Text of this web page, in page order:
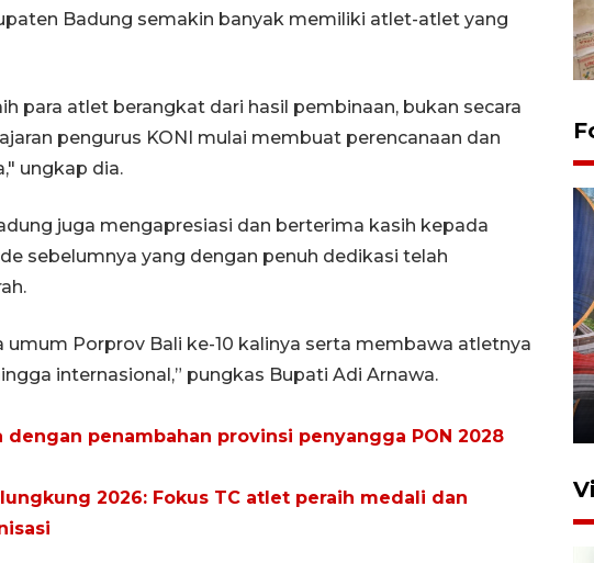
Badung semakin banyak memiliki atlet-atlet yang
para atlet berangkat dari hasil pembinaan, bukan secara
pengurus KONI mulai membuat perencanaan dan
ungkap dia.
juga mengapresiasi dan berterima kasih kepada
sebelumnya yang dengan penuh dedikasi telah
umum Porprov Bali ke-10 kalinya serta membawa atletnya
internasional,” pungkas Bupati Adi Arnawa.
dengan penambahan provinsi penyangga PON 2028
2026: Fokus TC atlet peraih medali dan
Komisi V DPR tinjau
perlintasan sebidang di
Stasiun Bogor